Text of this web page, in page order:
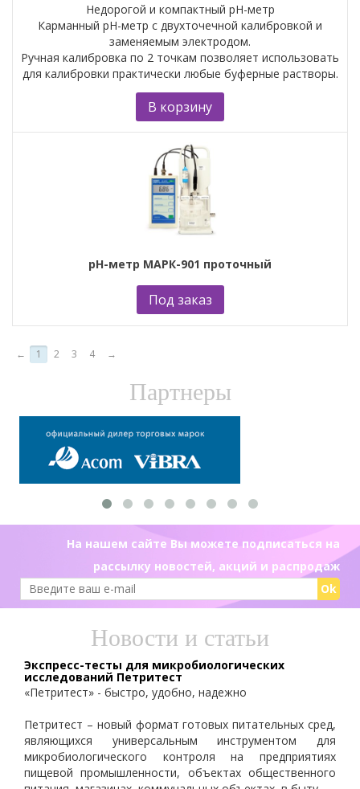
Недорогой и компактный pH-метр
Карманный pH-метр с двухточечной калибровкой и
заменяемым электродом.
Ручная калибровка по 2 точкам позволяет использовать
для калибровки практически любые буферные растворы.
В корзину
рН-метр МАРК-901 проточный
Под заказ
← 1 2 3 4 →
Партнеры
На нашем сайте Вы можете подписаться на
рассылку новостей, акций и распродаж
Ok
Новости и статьи
Экспресс-тесты для микробиологических
исследований Петритест
«Петритест» - быстро, удобно, надежно
Петритест – новый формат готовых питательных сред,
являющихся универсальным инструментом для
микробиологического контроля на предприятиях
пищевой промышленности, объектах общественного